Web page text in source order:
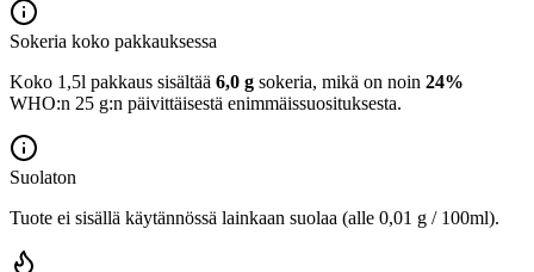
Sokeria koko pakkauksessa
Koko 1,5l pakkaus sisältää 6,0 g sokeria, mikä on noin 24%
WHO:n 25 g:n päivittäisestä enimmäissuosituksesta.
Suolaton
Tuote ei sisällä käytännössä lainkaan suolaa (alle 0,01 g / 100ml).